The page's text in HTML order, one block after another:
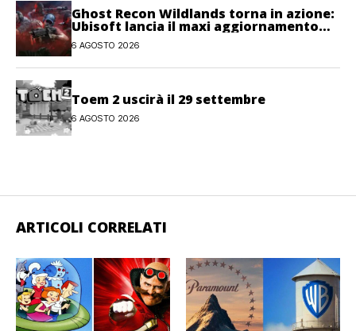
Ghost Recon Wildlands torna in azione:
Ubisoft lancia il maxi aggiornamento
gratuito Last Rites
6 AGOSTO 2026
Toem 2 uscirà il 29 settembre
6 AGOSTO 2026
ARTICOLI CORRELATI